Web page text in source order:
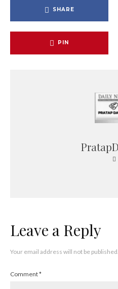
SHARE
PIN
Leave a Reply
Your email address will not be published.
Comment*